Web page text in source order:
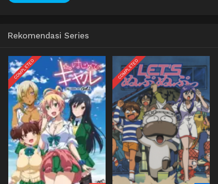
Rekomendasi Series
COMPLETED COMPLETED